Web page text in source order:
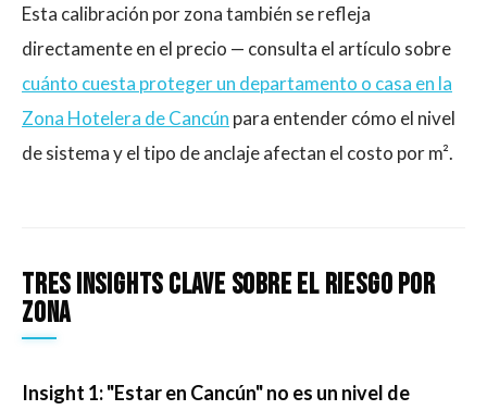
Esta calibración por zona también se refleja
directamente en el precio — consulta el artículo sobre
cuánto cuesta proteger un departamento o casa en la
Zona Hotelera de Cancún para entender cómo el nivel
de sistema y el tipo de anclaje afectan el costo por m².
Tres insights clave sobre el riesgo por
zona
Insight 1: "Estar en Cancún" no es un nivel de